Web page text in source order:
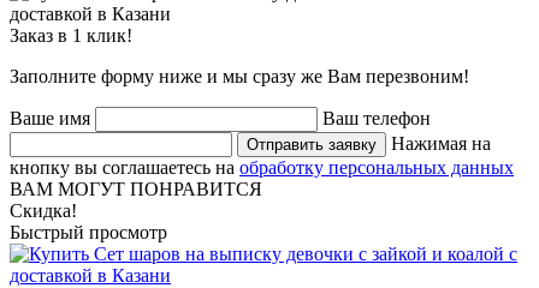
Заказ в 1 клик!
Заполните форму ниже и мы сразу же Вам перезвоним!
Ваше имя Ваш телефон
Отправить заявку
Нажимая на
кнопку вы соглашаетесь на обработку персональных данных
ВАМ МОГУТ ПОНРАВИТСЯ
Скидка!
Быстрый просмотр